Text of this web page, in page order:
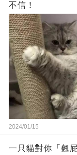
不信！
2024/01/15
一只貓對你「翹